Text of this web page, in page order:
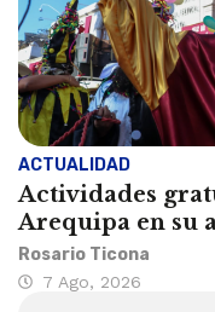
ACTUALIDAD
Actividades
Arequipa en su
Rosario Ticona
7 Ago, 2026